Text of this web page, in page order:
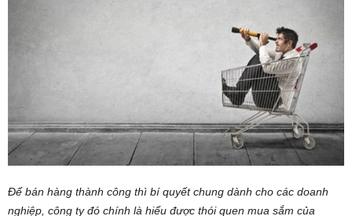
Để bán hàng thành công thì bí quyết chung dành cho các doanh
nghiệp, công ty đó chính là hiểu được thói quen mua sắm của